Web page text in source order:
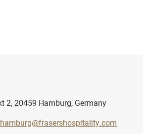
2, 20459 Hamburg, Germany